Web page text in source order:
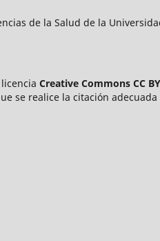
de la Salud de la
Creative Commons CC
se realice la citación